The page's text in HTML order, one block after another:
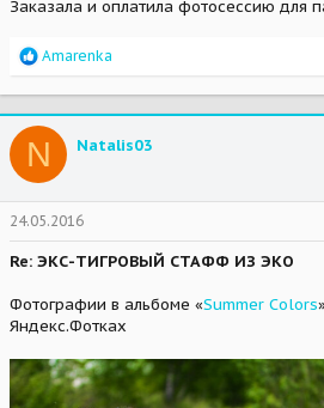
Заказала и оплатила фотосессию для
R
a
c
t
o
n
s
:
Amarenka
N Natalis03
24.05.2016
Re: ЭКС-ТИГРОВЫЙ СТАФФ ИЗ ЭКО
Фотографии в альбоме «Summer Colors
Яндекс.Фотках